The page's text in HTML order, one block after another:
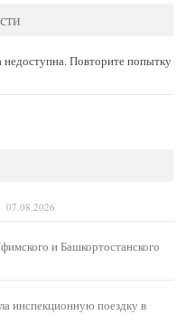
Повторите попытку
07.08.2026
и Башкортостанского
инспекционную поездку в